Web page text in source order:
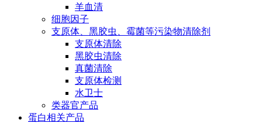
羊血清
细胞因子
支原体、黑胶虫、霉菌等污染物清除剂
支原体清除
黑胶虫清除
真菌清除
支原体检测
水卫士
类器官产品
蛋白相关产品